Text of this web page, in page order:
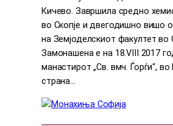
Кичево. Завршила средно
во Скопје и двегодишно вишо
на Земјоделскиот факултет во
Замонашена е на 18.VIII 2017
манастирот „Св. вмч. Ѓорѓи“,
страна…